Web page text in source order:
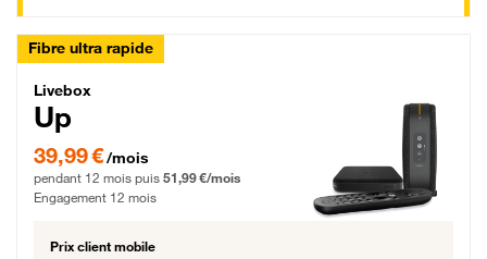
Fibre ultra rapide
Livebox Up Fibre
Livebox
Up
39,99 € par mois pendant 12 mois puis 51,99 € par mois, Engagement 12 mois
39,99 €/mois
pendant 12 mois puis 51,99 €/mois
Engagement 12 mois
Prix client mobile